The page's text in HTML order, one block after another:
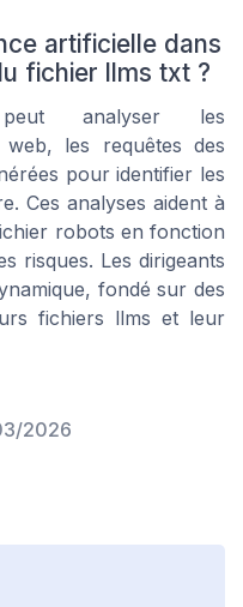
artificielle dans
fichier llms txt ?
peut analyser les
les requêtes des
pour identifier les
Ces analyses aident à
robots en fonction
risques. Les dirigeants
fondé sur des
fichiers llms et leur
2026